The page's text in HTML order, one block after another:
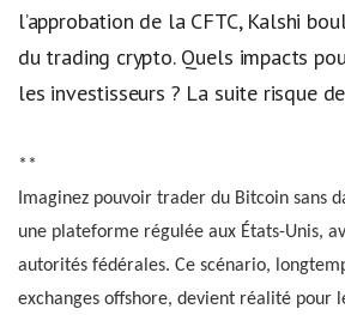
l’approbation de la CFTC, Kalshi
du trading crypto. Quels impacts
les investisseurs ? La suite risque
**
Imaginez pouvoir trader du Bitcoin sans
une plateforme régulée aux États-Unis,
autorités fédérales. Ce scénario,
exchanges offshore, devient réalité pour